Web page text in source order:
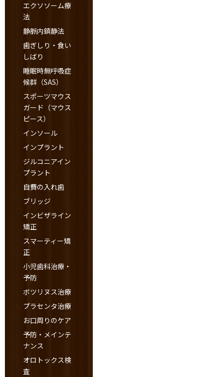
エクソソーム療
法
静脈内鎮静法
歯ぎしり・食い
しばり
睡眠時無呼吸症
候群（SAS）
スポーツマウス
ガード（マウス
ピース）
インソール
インプラント
ジルコニアイン
プラント
自費の入れ歯
ブリッジ
インビザライン
矯正
スマーティー矯
正
小児歯科治療・
予防
ボツリヌス治療
プラセンタ治療
お口周りのケア
予防・メインテ
ナンス
オロトックス検
査